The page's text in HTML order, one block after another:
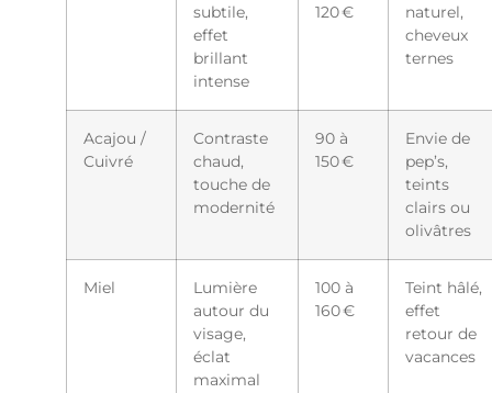
subtile,
effet
brillant
intense
120 €
naturel,
cheveux
ternes
Acajou /
Cuivré
Contraste
chaud,
touche de
modernité
90 à
150 €
Envie de
pep’s,
teints
clairs ou
olivâtres
Miel
Lumière
autour du
visage,
éclat
maximal
100 à
160 €
Teint hâlé,
effet
retour de
vacances